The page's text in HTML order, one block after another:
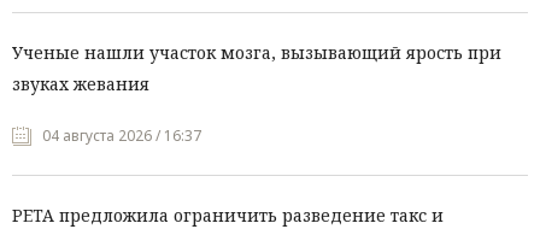
Ученые нашли участок мозга, вызывающий ярость при
звуках жевания
04 августа 2026 / 16:37
PETA предложила ограничить разведение такс и